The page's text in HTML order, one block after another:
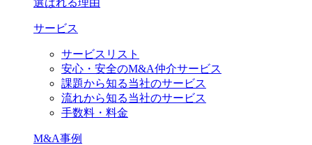
サービス
サービスリスト
安心・安全のM&A仲介サービス
課題から知る当社のサービス
流れから知る当社のサービス
手数料・料金
M&A事例